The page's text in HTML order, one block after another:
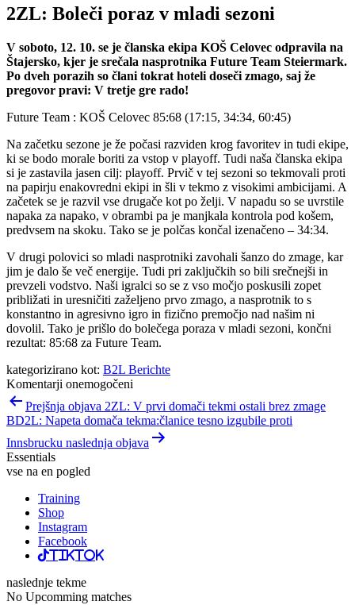
2ZL: Boleči poraz v mladi sezoni
V soboto, 12. 10. se je članska ekipa KOŠ Celovec odpravila na
Štajersko, kjer je srečala nasprotnika Future Team Steiermark.
Po dveh porazih so člani tokrat hoteli doseči zmago, saj že
pregovor pravi: V tretje gre rado!
Future Team : KOŠ Celovec 85:68 (17:15, 34:34, 60:45)
Na začetku sezone je že počasi razviden krog favoritev in tudi ekipe,
ki se bodo morale boriti za vstop v playoff. Tudi naša članska ekipa
si je zastavila jasen cilj: playoff. Prvič v tej sezoni so tekmovali proti
na papirju enakovredni ekipi in šli v tekmo z visokimi ambicijami. A
začetek se je razvil vse drugače kot po želji. V napadu so se uvrstile
napaka za napako, v obrambi pa je manjkala kontrola pod košem,
predvsem na skoku. Tako se je polčas končal izenačeno – 34:34.
V drugi polovici so mladi nasprotniki zavohali šanzo do zmage, kar
jim je dalo še več energije. Tudi pri zaključkih so bili srečnejši in
prevzeli vodstvo. Naši igralci so se z vso močjo poskusili zopet
približati in uresničiti zaželjeno prvo zmago, a nasprotnik to s
konstantno in agresivno igro in fizično premočjo nad našim ni
dovolil. Tako je prišlo do bolečega poraza v mladi sezoni, končni
rezultat: 85:68 za Future Team.
kategorizirano kot: B2L Berichte
Komentarji onemogočeni
Navigacija
prispevka
Prejšnja objava 2ZL: V prvi domači tekmi ostali brez zmage
BD2L: Napeta domača tekma:članice tesno izgubile proti
Innsbrucku naslednja objava
Essentials
vse na en pogled
Training
Shop
Instagram
Facebook
TikTok
naslednje tekme
No Upcomming matches